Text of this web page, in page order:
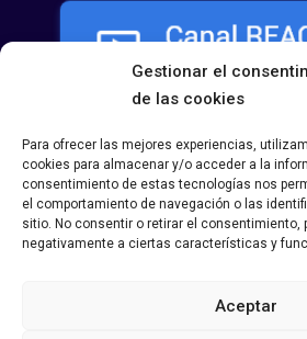
Gestionar el
de las cookies
Para ofrecer las mejores experiencias,
cookies para almacenar y/o acceder a la
consentimiento de estas tecnologías nos
el comportamiento de navegación o las
sitio. No consentir o retirar el consentimiento,
negativamente a ciertas características y
Aceptar
Política